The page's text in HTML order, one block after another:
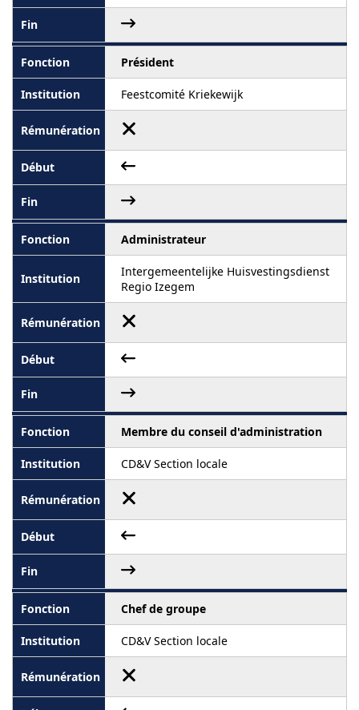
Président
Feestcomité Kriekewijk
Administrateur
Intergemeentelijke Huisvestingsdienst
Regio Izegem
Membre du conseil d'administration
CD&V Section locale
Chef de groupe
CD&V Section locale